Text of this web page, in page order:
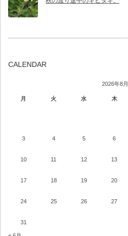
CALENDAR
2026年8月
月 火 水 木
3 4 5 6
10 11 12 13
17 18 19 20
24 25 26 27
31